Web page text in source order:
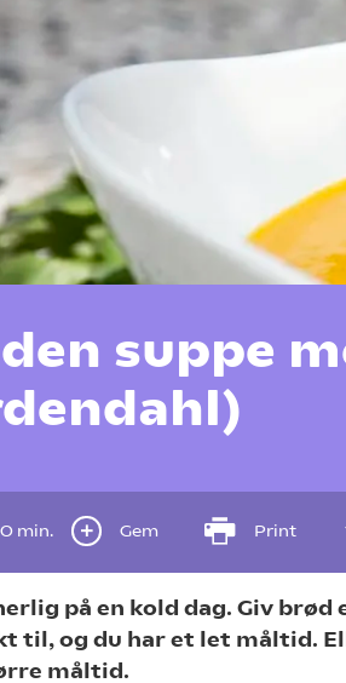
suppe
min. Gem Print
på en kold dag. Giv brød
til, og du har et let måltid.
måltid.